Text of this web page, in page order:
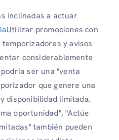
inclinadas a actuar
Utilizar promociones con
y avisos
considerablemente
ser una "venta
que genere una
disponibilidad limitada.
oportunidad", "Actúe
también pueden